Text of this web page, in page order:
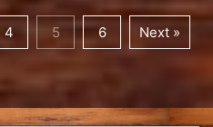
4 5 6 Next »